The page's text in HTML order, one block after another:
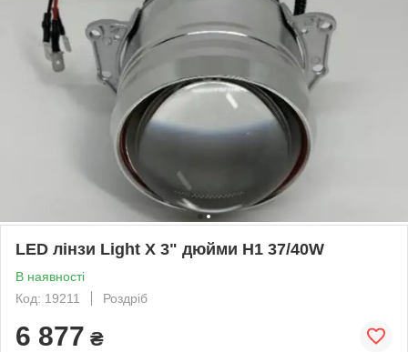
LED лінзи Light X 3" дюйми H1 37/40W
В наявності
Код: 19211
Роздріб
6 877 ₴